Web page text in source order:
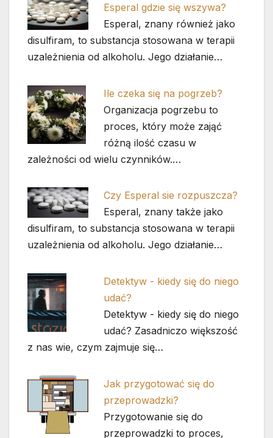
Esperal gdzie się wszywa?
Esperal, znany również jako
disulfiram, to substancja stosowana w terapii
uzależnienia od alkoholu. Jego działanie…
Ile czeka się na pogrzeb?
Organizacja pogrzebu to
proces, który może zająć
różną ilość czasu w
zależności od wielu czynników.…
Czy Esperal sie rozpuszcza?
Esperal, znany także jako
disulfiram, to substancja stosowana w terapii
uzależnienia od alkoholu. Jego działanie…
Detektyw - kiedy się do niego
udać?
Detektyw - kiedy się do niego
udać? Zasadniczo większość
z nas wie, czym zajmuje się…
Jak przygotować się do
przeprowadzki?
Przygotowanie się do
przeprowadzki to proces,